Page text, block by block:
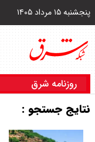
پنجشنبه ۱۵ مرداد ۱۴۰۵
روزنامه شرق
نتایج جستجو :